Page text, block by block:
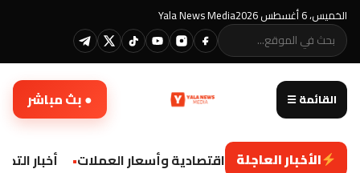
الخميس، 6 أغسطس 2026 Yala News Media
القائمة ☰ ● بث مباشر
الأخبار العاجلة
تحديثات اقتصادية وأسعار العملات أخبار